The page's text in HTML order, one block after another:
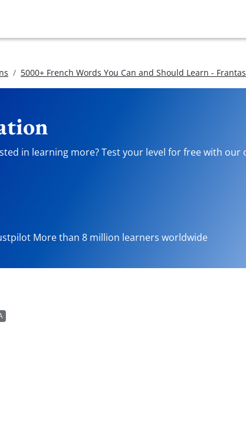
5000+ French Words You Can and Should Learn -
in learning more? Test your level for free with our
More than 8 million learners worldwide